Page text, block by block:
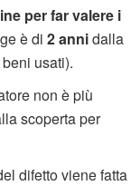
per far valere i
è di2 annidalla
usati).
non è più
scoperta per
difetto viene fatta